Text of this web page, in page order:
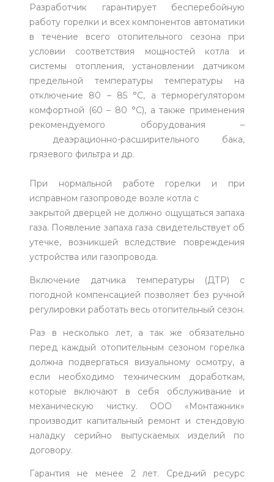
Разработчик гарантирует бесперебойную
работу горелки и всех компонентов автоматики
в течение всего отопительного сезона при
условии соответствия мощностей котла и
системы отопления, установлении датчиком
предельной температуры температуры на
отключение 80 – 85 °С, а терморегулятором
комфортной (60 – 80 °С), а также применения
рекомендуемого оборудования –
деаэрационно-расширительного бака,
грязевого фильтра и др.
При нормальной работе горелки и при
исправном газопроводе возле котла с
закрытой дверцей не должно ощущаться запаха
газа. Появление запаха газа свидетельствует об
утечке, возникшей вследствие повреждения
устройства или газопровода.
Включение датчика температуры (ДТР) с
погодной компенсацией позволяет без ручной
регулировки работать весь отопительный сезон.
Раз в несколько лет, а так же обязательно
перед каждый отопительным сезоном горелка
должна подвергаться визуальному осмотру, а
если необходимо техническим доработкам,
которые включают в себя обслуживание и
механическую чистку. ООО «Монтажник»
производит капитальный ремонт и стендовую
наладку серийно выпускаемых изделий по
договору.
Гарантия не менее 2 лет. Средний ресурс